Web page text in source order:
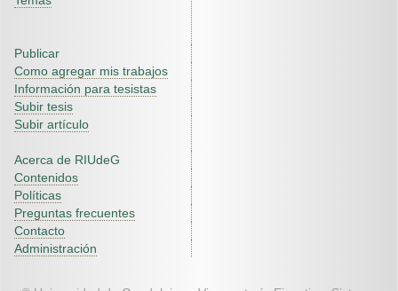
Publicar
Como agregar mis trabajos
Información para tesistas
Subir tesis
Subir artículo
Acerca de RIUdeG
Contenidos
Políticas
Preguntas frecuentes
Contacto
Administración